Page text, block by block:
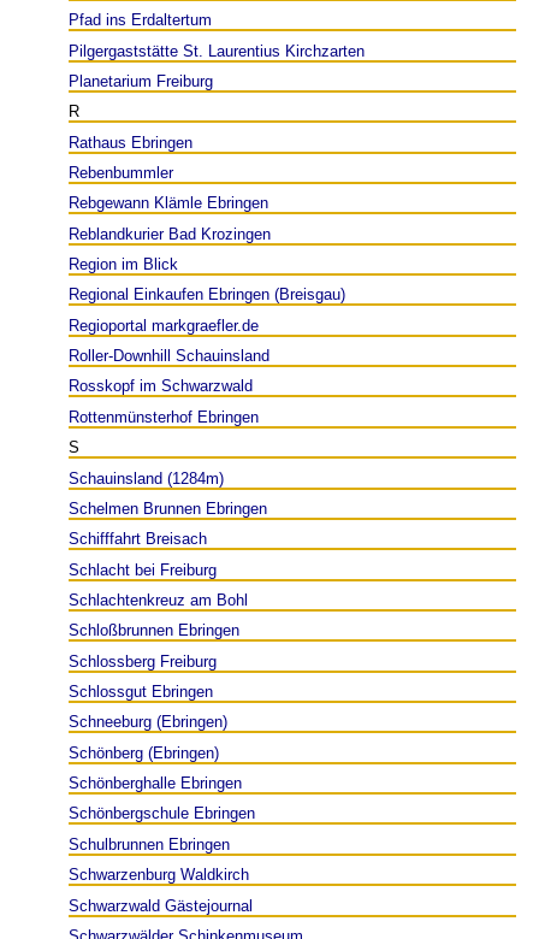
Pfad ins Erdaltertum
Pilgergaststätte St. Laurentius Kirchzarten
Planetarium Freiburg
R
Rathaus Ebringen
Rebenbummler
Rebgewann Klämle Ebringen
Reblandkurier Bad Krozingen
Region im Blick
Regional Einkaufen Ebringen (Breisgau)
Regioportal markgraefler.de
Roller-Downhill Schauinsland
Rosskopf im Schwarzwald
Rottenmünsterhof Ebringen
S
Schauinsland (1284m)
Schelmen Brunnen Ebringen
Schifffahrt Breisach
Schlacht bei Freiburg
Schlachtenkreuz am Bohl
Schloßbrunnen Ebringen
Schlossberg Freiburg
Schlossgut Ebringen
Schneeburg (Ebringen)
Schönberg (Ebringen)
Schönberghalle Ebringen
Schönbergschule Ebringen
Schulbrunnen Ebringen
Schwarzenburg Waldkirch
Schwarzwald Gästejournal